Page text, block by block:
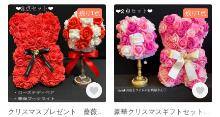
残り1点 残り1点